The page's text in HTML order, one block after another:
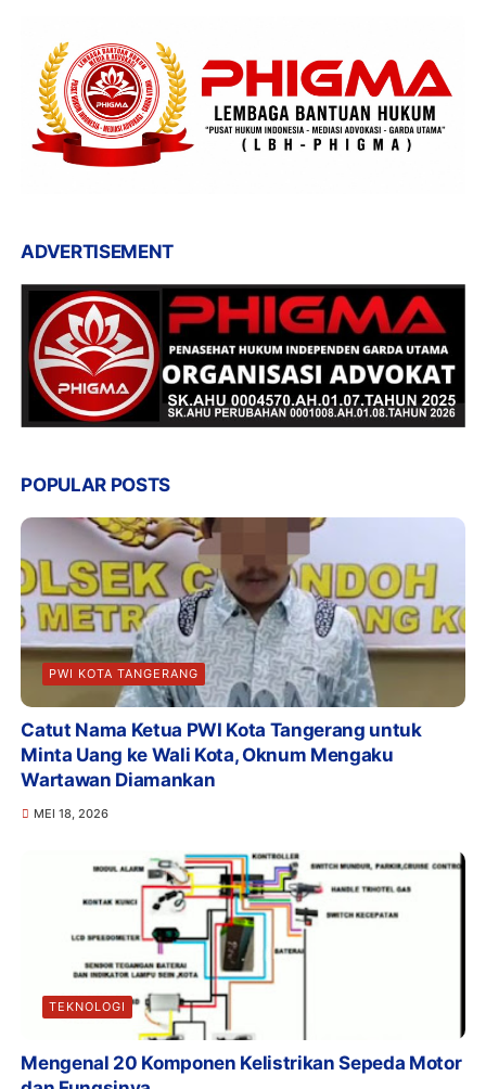
ADVERTISEMENT
POPULAR POSTS
PWI KOTA TANGERANG
Catut Nama Ketua PWI Kota Tangerang untuk
Minta Uang ke Wali Kota, Oknum Mengaku
Wartawan Diamankan
MEI 18, 2026
TEKNOLOGI
Mengenal 20 Komponen Kelistrikan Sepeda Motor